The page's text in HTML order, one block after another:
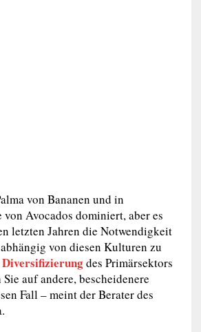
von Bananen und in
Avocados dominiert, aber es
letzten Jahren die Notwendigkeit
von diesen Kulturen zu
Diversifizierungdes Primärsektors
auf andere, bescheidenere
Fall – meint der Berater des